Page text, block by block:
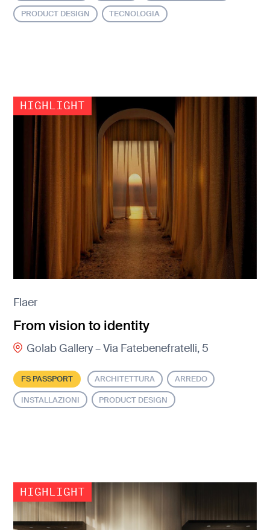
PRODUCT DESIGN TECNOLOGIA
Flaer
From vision to identity
Golab Gallery – Via Fatebenefratelli, 5
FS PASSPORT ARCHITETTURA ARREDO
INSTALLAZIONI PRODUCT DESIGN